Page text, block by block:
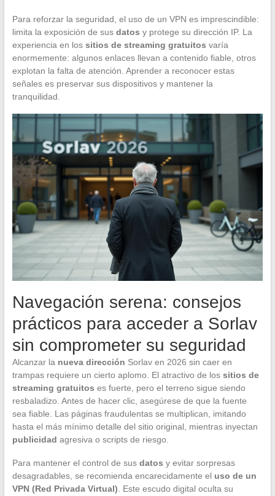
Para reforzar la seguridad, el uso de un VPN es imprescindible:
limita la exposición de sus datos y protege su dirección IP. La
experiencia en los sitios de streaming gratuitos varía
enormemente: algunos enlaces llevan a contenido fiable, otros
explotan la falta de atención. Aprender a reconocer estas
señales es preservar sus dispositivos y mantener la
tranquilidad.
Navegación serena: consejos
prácticos para acceder a Sorlav
sin comprometer su seguridad
Alcanzar la nueva dirección Sorlav en 2026 sin caer en
trampas requiere un cierto aplomo. El atractivo de los sitios de
streaming gratuitos es fuerte, pero el terreno sigue siendo
resbaladizo. Antes de hacer clic, asegúrese de que la fuente
sea fiable. Las páginas fraudulentas se multiplican, imitando
hasta el más mínimo detalle del sitio original, mientras inyectan
publicidad agresiva o scripts de riesgo.
Para mantener el control de sus datos y evitar sorpresas
desagradables, se recomienda encarecidamente el uso de un
VPN (Red Privada Virtual) . Este escudo digital oculta su